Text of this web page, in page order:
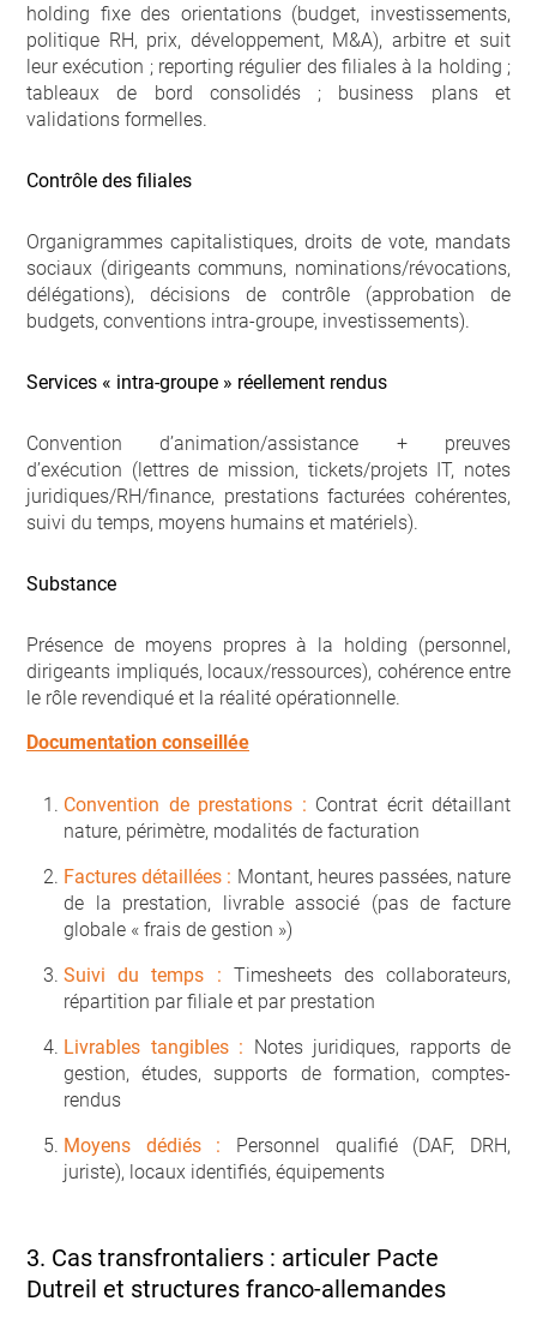
holding fixe des orientations (budget, investissements,
politique RH, prix, développement, M&A), arbitre et suit
leur exécution ; reporting régulier des filiales à la holding ;
tableaux de bord consolidés ; business plans et
validations formelles.
Contrôle des filiales
Organigrammes capitalistiques, droits de vote, mandats
sociaux (dirigeants communs, nominations/révocations,
délégations), décisions de contrôle (approbation de
budgets, conventions intra-groupe, investissements).
Services « intra-groupe » réellement rendus
Convention d’animation/assistance + preuves
d’exécution (lettres de mission, tickets/projets IT, notes
juridiques/RH/finance, prestations facturées cohérentes,
suivi du temps, moyens humains et matériels).
Substance
Présence de moyens propres à la holding (personnel,
dirigeants impliqués, locaux/ressources), cohérence entre
le rôle revendiqué et la réalité opérationnelle.
Documentation conseillée
Convention de prestations : Contrat écrit détaillant
nature, périmètre, modalités de facturation
Factures détaillées : Montant, heures passées, nature
de la prestation, livrable associé (pas de facture
globale « frais de gestion »)
Suivi du temps : Timesheets des collaborateurs,
répartition par filiale et par prestation
Livrables tangibles : Notes juridiques, rapports de
gestion, études, supports de formation, comptes-
rendus
Moyens dédiés : Personnel qualifié (DAF, DRH,
juriste), locaux identifiés, équipements
3. Cas transfrontaliers : articuler Pacte
Dutreil et structures franco-allemandes